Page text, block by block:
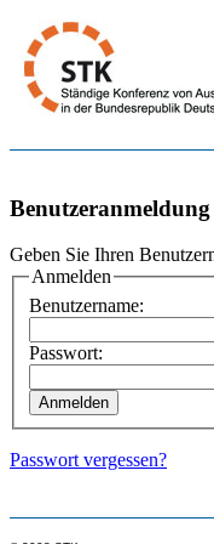
Benutzeranmeldung
Geben Sie Ihren
Anmelden
Benutzername:
Passwort:
Passwort vergessen?